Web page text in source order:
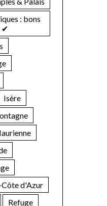
: bons
✔︎
Isère
d'Azur
Refuge